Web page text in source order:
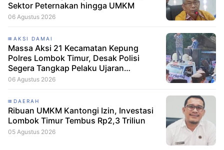
Sektor Peternakan hingga UMKM
06 Agustus 2026
AKSI DAMAI
Massa Aksi 21 Kecamatan Kepung
Polres Lombok Timur, Desak Polisi
Segera Tangkap Pelaku Ujaran
Kebencian terhadap Bupati
06 Agustus 2026
DAERAH
Ribuan UMKM Kantongi Izin, Investasi
Lombok Timur Tembus Rp2,3 Triliun
05 Agustus 2026